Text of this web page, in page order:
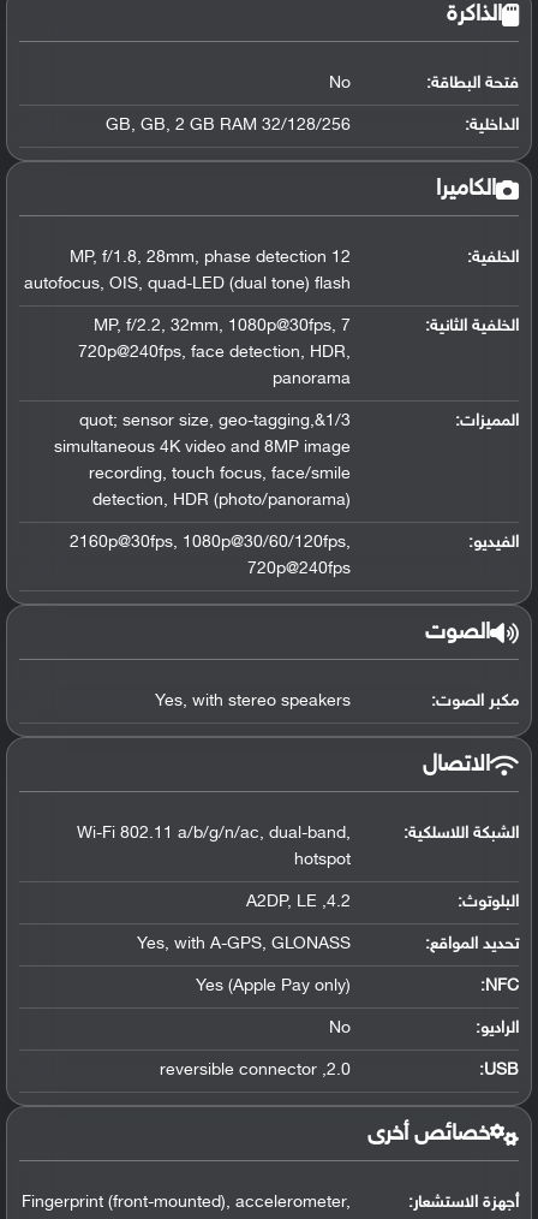
الذاكرة
فتحة البطاقة: No
الداخلية: 32/128/256 GB, GB, 2 GB RAM
الكاميرا
الخلفية:
12 MP, f/1.8, 28mm, phase detection
autofocus, OIS, quad-LED (dual tone) flash
الخلفية الثانية:
7 MP, f/2.2, 32mm, 1080p@30fps,
720p@240fps, face detection, HDR,
panorama
المميزات:
1/3&quot; sensor size, geo-tagging,
simultaneous 4K video and 8MP image
recording, touch focus, face/smile
detection, HDR (photo/panorama)
الفيديو:
2160p@30fps, 1080p@30/60/120fps,
720p@240fps
الصوت
مكبر الصوت: Yes, with stereo speakers
الاتصال
الشبكة اللاسلكية:
Wi-Fi 802.11 a/b/g/n/ac, dual-band,
hotspot
البلوتوث:
4.2, A2DP, LE
تحديد المواقع:
Yes, with A-GPS, GLONASS
NFC
:
Yes (Apple Pay only)
الراديو: No
USB
:
2.0, reversible connector
خصائص أخرى
أجهزة الاستشعار: Fingerprint (front-mounted), accelerometer,